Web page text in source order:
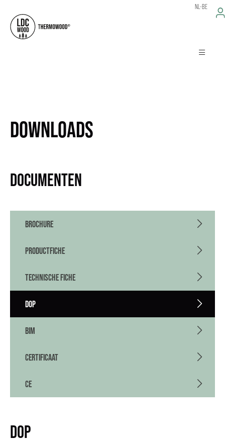
NL-BE
DOWNLOADS
DOCUMENTEN
BROCHURE
PRODUCTFICHE
TECHNISCHE FICHE
DOP
BIM
CERTIFICAAT
CE
DOP